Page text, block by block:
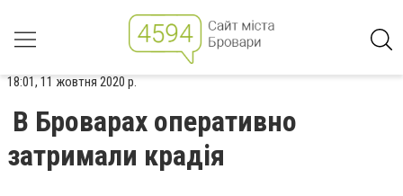
18:01, 11 жовтня 2020 р.
В Броварах оперативно
затримали крадія